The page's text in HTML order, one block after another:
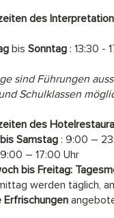
des
bis Sonntag : 13:30 -
sind Führungen
Schulklassen
des
Samstag : 9:00 –
– 17:00 Uhr
bis Freitag:
werden täglich,
Erfrischungen